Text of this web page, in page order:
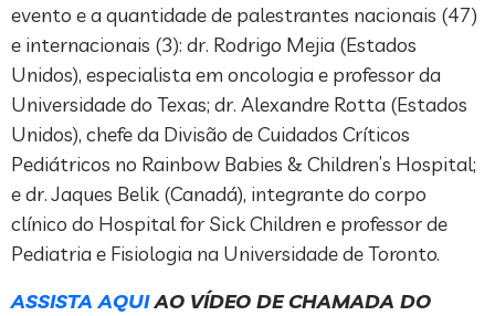
evento e a quantidade de palestrantes nacionais (47)
e internacionais (3): dr. Rodrigo Mejia (Estados
Unidos), especialista em oncologia e professor da
Universidade do Texas; dr. Alexandre Rotta (Estados
Unidos), chefe da Divisão de Cuidados Críticos
Pediátricos no Rainbow Babies & Children’s Hospital;
e dr. Jaques Belik (Canadá), integrante do corpo
clínico do Hospital for Sick Children e professor de
Pediatria e Fisiologia na Universidade de Toronto.
ASSISTA AQUIAO VÍDEO DE CHAMADA DO